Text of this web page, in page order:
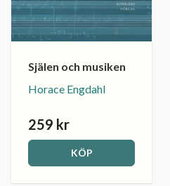
Själen och musiken
Horace Engdahl
259 kr
KÖP